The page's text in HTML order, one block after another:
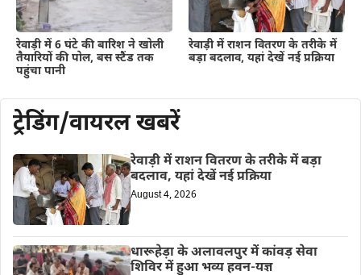
रेवाड़ी में 6 घंटे की बारिश ने खोली
तैयारियों की पोल, बस स्टैंड तक
पहुंचा पानी
रेवाड़ी में राशन वितरण के तरीके में
बड़ा बदलाव, यहां देखें नई प्रक्रिया
ट्रेडिंग/वायरल खबरें
रेवाड़ी में राशन वितरण के तरीके में बड़ा
बदलाव, यहां देखें नई प्रक्रिया
August 4, 2026
धारूहेड़ा के अलावलपुर में कांवड़ सेवा
शिविर में हुआ भव्य हवन-यज्ञ